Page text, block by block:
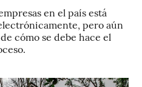
en el país está
pero aún
cómo se debe hace el